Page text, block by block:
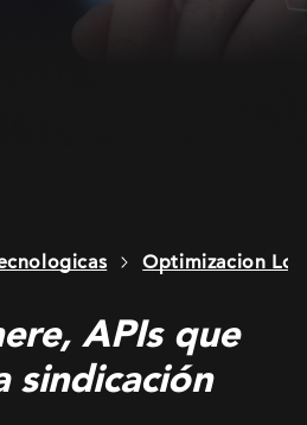
Optimizacion
APIs que
sindicación